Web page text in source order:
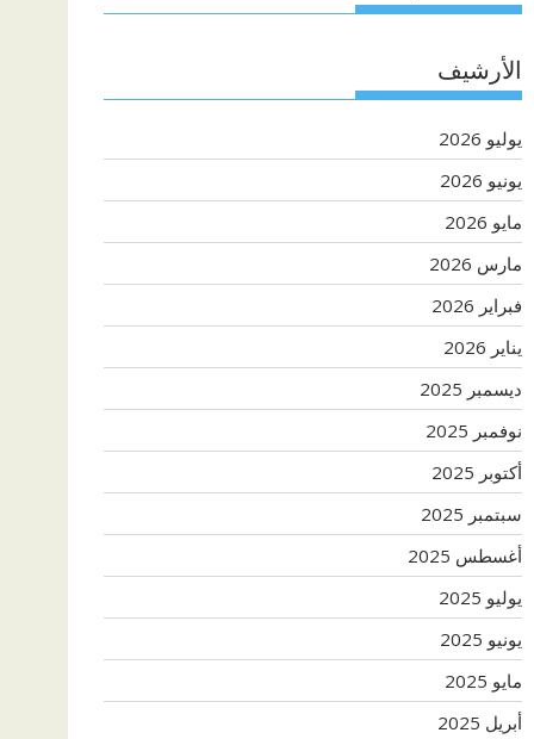
الأرشيف
يوليو 2026
يونيو 2026
مايو 2026
مارس 2026
فبراير 2026
يناير 2026
ديسمبر 2025
نوفمبر 2025
أكتوبر 2025
سبتمبر 2025
أغسطس 2025
يوليو 2025
يونيو 2025
مايو 2025
أبريل 2025